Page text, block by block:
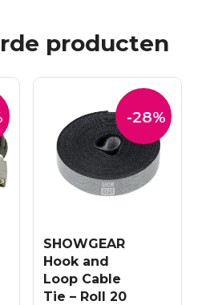
producten
-28%
SHOWGEAR
Hook and
Loop Cable
Tie – Roll 20